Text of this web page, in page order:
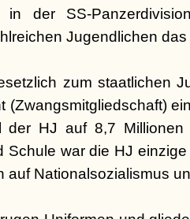
der SS-
Jugendlichen
zum staatlichen
(Zwangsmitgliedschaft)
der HJ auf 8,7 Millionen
Schule war die HJ
auf Nationalsozialismus